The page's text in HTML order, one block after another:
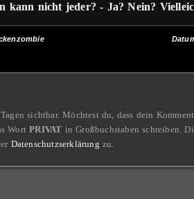
kann nicht jeder? - Ja? Nein?
sichtbar. Möchtest du, dass dein
WortPRIVAT in Großbuchstaben schreiben.
Datenschutzserklärung zu.